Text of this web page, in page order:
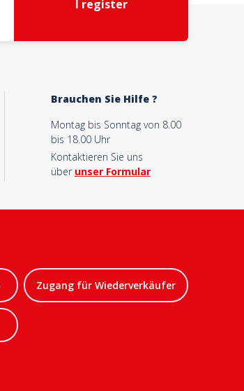
I register
Brauchen Sie Hilfe ?
Montag bis Sonntag von 8.00
bis 18.00 Uhr
Kontaktieren Sie uns
über unser Formular
Zugang für Wiederverkäufer